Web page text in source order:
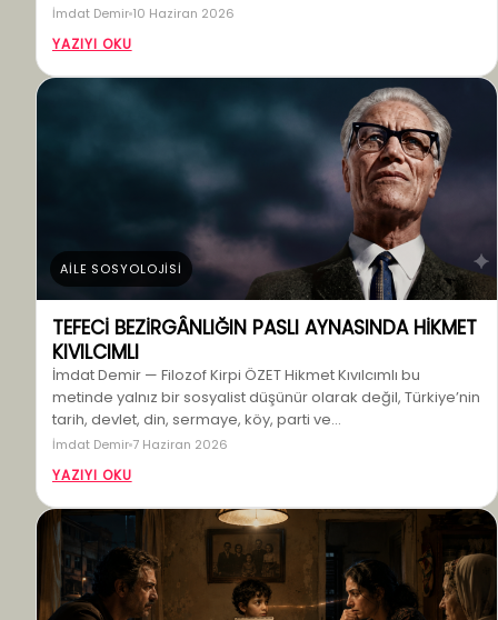
İmdat Demir 10 Haziran 2026
YAZIYI OKU
AİLE SOSYOLOJİSİ
TEFECİ BEZİRGÂNLIĞIN PASLI AYNASINDA HİKMET
KIVILCIMLI
İmdat Demir — Filozof Kirpi ÖZET Hikmet Kıvılcımlı bu
metinde yalnız bir sosyalist düşünür olarak değil, Türkiye’nin
tarih, devlet, din, sermaye, köy, parti ve…
İmdat Demir 7 Haziran 2026
YAZIYI OKU